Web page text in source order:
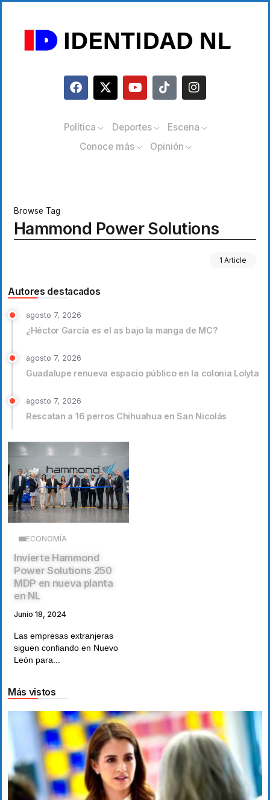
Política Deportes
Escena
Conoce más
Opinión
Browse Tag
Hammond Power Solutions
1 Article
Autores destacados
agosto 7, 2026
¿Héctor García es el as bajo la manga de MC?
agosto 7, 2026
Guadalupe renueva espacio público en la colonia Lolyta
agosto 7, 2026
Rescatan a 16 perros Chihuahua en San Nicolás
ECONOMÍA
Invierte Hammond
Power Solutions 250
MDP en nueva planta
en NL
Junio 18, 2024
Las empresas extranjeras
siguen confiando en Nuevo
León para...
Más vistos